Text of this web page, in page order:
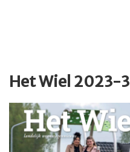
Het Wiel 2023-3